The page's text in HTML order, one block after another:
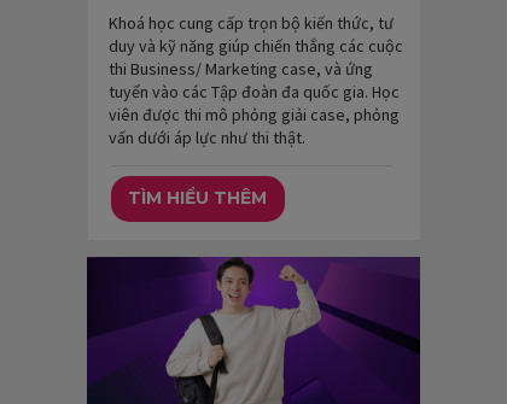
Khoá học cung cấp trọn bộ kiến thức, tư
duy và kỹ năng giúp chiến thắng các cuộc
thi Business/ Marketing case, và ứng
tuyển vào các Tập đoàn đa quốc gia. Học
viên được thi mô phỏng giải case, phỏng
vấn dưới áp lực như thi thật.
TÌM HIỂU THÊM